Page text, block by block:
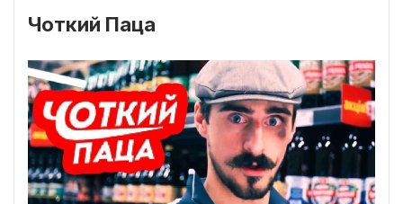
Чоткий Паца